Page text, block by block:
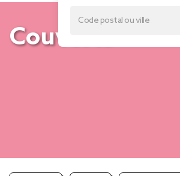
Couverts